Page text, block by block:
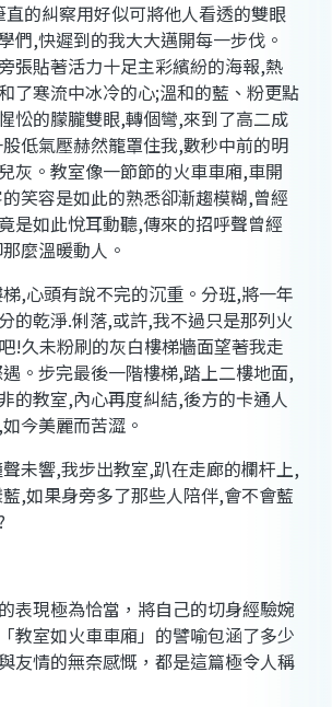
的糾察用好似可將他人看透的雙眼
們,快遲到的我大大邁開每一步伐。
張貼著活力十足主彩繽紛的海報,熱
了寒流中冰冷的心;溫和的藍、粉更點
忪的朦朧雙眼,轉個彎,來到了高二成
低氣壓赫然籠罩住我,數秒中前的明
灰。教室像一節節的火車車廂,車開
笑容是如此的熟悉卻漸趨模糊,曾經
是如此悅耳動聽,傳來的招呼聲曾經
麼溫暖動人。
,心頭有說不完的沉重。分班,將一年
的乾淨.俐落,或許,我不過只是那列火
!久未粉刷的灰白樓梯牆面望著我走
。步完最後一階樓梯,踏上二樓地面,
的教室,內心再度糾結,後方的卡通人
,如今美麗而苦澀。
未響,我步出教室,趴在走廊的欄杆上,
,如果身旁多了那些人陪伴,會不會藍
表現極為恰當，將自己的切身經驗婉
教室如火車車廂」的譬喻包涵了多少
友情的無奈感慨，都是這篇極令人稱